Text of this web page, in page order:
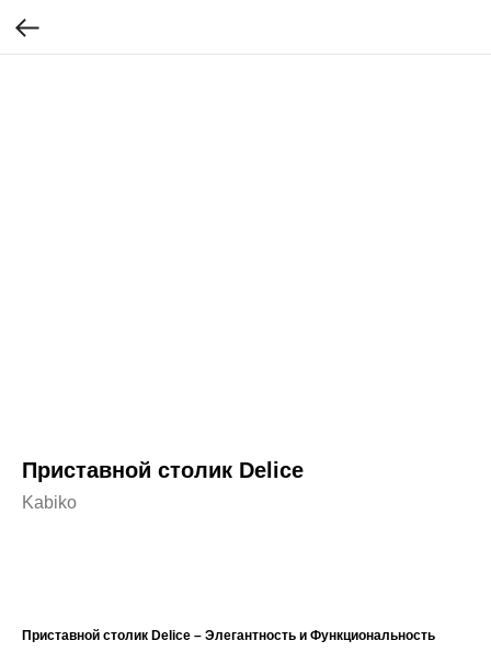
Приставной столик Delice
Kabiko
Приставной столик Delice – Элегантность и Функциональность